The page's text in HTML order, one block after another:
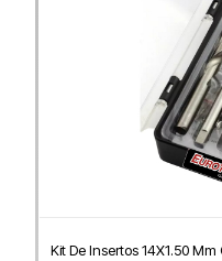
Kit De Insertos 14X1.50